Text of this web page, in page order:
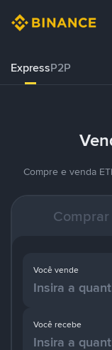
ExpressP2P
Compre e venda
Comprar
Você recebe
Você vende